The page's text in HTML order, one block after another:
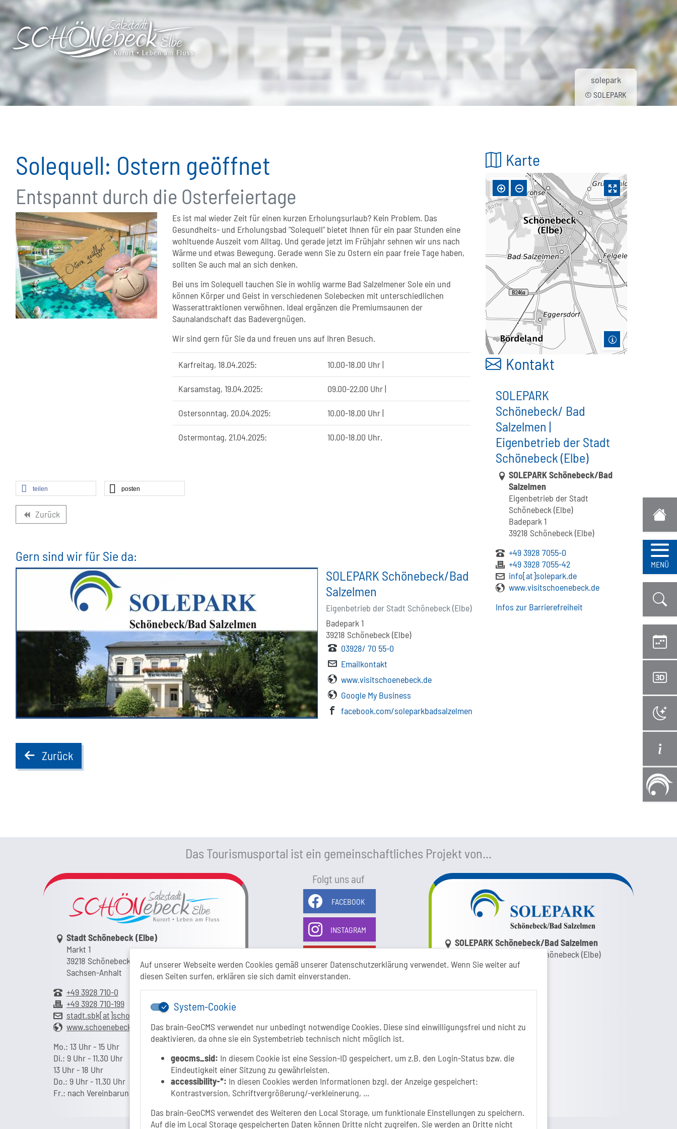
Auf unserer Webseite werden Cookies gemäß unserer Datenschutzerklärung verwendet. Wenn Sie weiter auf
diesen Seiten surfen, erklären sie sich damit einverstanden.
System-Cookie
Das brain-GeoCMS verwendet nur unbedingt notwendige Cookies. Diese sind einwilligungsfrei und nicht zu
deaktivieren, da ohne sie ein Systembetrieb technisch nicht möglich ist.
geocms_sid: In diesem Cookie ist eine Session-ID gespeichert, um z.B. den Login-Status bzw. die
Eindeutigkeit einer Sitzung zu gewährleisten.
accessibility-*: In diesen Cookies werden Informationen bzgl. der Anzeige gespeichert:
Kontrastversion, Schriftvergrößerung/-verkleinerung, ...
Das brain-GeoCMS verwendet des Weiteren den Local Storage, um funktionale Einstellungen zu speichern.
Auf die im Local Storage gespeicherten Daten können Dritte nicht zugreifen. Sie werden an Dritte nicht
MENÜ
solepark
© SOLEPARK
Solequell: Ostern geöffnet
Entspannt durch die Osterfeiertage
Es ist mal wieder Zeit für einen kurzen Erholungsurlaub? Kein Problem. Das
Gesundheits- und Erholungsbad "Solequell" bietet Ihnen für ein paar Stunden eine
wohltuende Auszeit vom Alltag. Und gerade jetzt im Frühjahr sehnen wir uns nach
Wärme und etwas Bewegung. Gerade wenn Sie zu Ostern ein paar freie Tage haben,
sollten Se auch mal an sich denken.
Bei uns im Solequell tauchen Sie in wohlig warme Bad Salzelmener Sole ein und
können Körper und Geist in verschiedenen Solebecken mit unterschiedlichen
Wasserattraktionen verwöhnen. Ideal ergänzen die Premiumsaunen der
Saunalandschaft das Badevergnügen.
Wir sind gern für Sie da und freuen uns auf Ihren Besuch.
Karfreitag, 18.04.2025: 10.00-18.00 Uhr |
Karsamstag, 19.04.2025: 09.00-22.00 Uhr |
Ostersonntag, 20.04.2025: 10.00-18.00 Uhr |
Ostermontag, 21.04.2025: 10.00-18.00 Uhr.
teilen posten
backward Zurück
Gern sind wir für Sie da:
SOLEPARK Schönebeck/Bad
Salzelmen
Eigenbetrieb der Stadt Schönebeck (Elbe)
Badepark 1
39218 Schönebeck (Elbe)
03928/ 70 55-0
Emailkontakt
www.visitschoenebeck.de
Google My Business
facebook.com/soleparkbadsalzelmen
backZurück
Karte
Kontakt
SOLEPARK
Schönebeck/ Bad
Salzelmen |
Eigenbetrieb der Stadt
Schönebeck (Elbe)
Link zur Google-Maps Navigation
SOLEPARK Schönebeck/Bad
Salzelmen
Eigenbetrieb der Stadt
Schönebeck (Elbe)
Badepark 1
39218 Schönebeck (Elbe)
+49 3928 7055-0
+49 3928 7055-42
info[at]solepark.de
www.visitschoenebeck.de
Infos zur Barrierefreiheit
Das Tourismusportal ist ein gemeinschaftliches Projekt von...
Link zur Google-Maps Navigation
Stadt Schönebeck (Elbe)
Markt 1
39218 Schönebeck (Elbe)
Sachsen-Anhalt
+49 3928 710-0
+49 3928 710-199
stadt.sbk[at]schoenebeck-elbe.de
www.schoenebeck.de
Mo.: 13 Uhr - 15 Uhr
Di.: 9 Uhr - 11.30 Uhr
13 Uhr - 18 Uhr
Do.: 9 Uhr - 11.30 Uhr
Fr.: nach Vereinbarung
Folgt uns auf
FACEBOOK
INSTAGRAM
Link zur Google-Maps Navigation
SOLEPARK Schönebeck/Bad Salzelmen
Eigenbetrieb der Stadt Schönebeck (Elbe)
Badepark 1
www.visitschoenebeck.de